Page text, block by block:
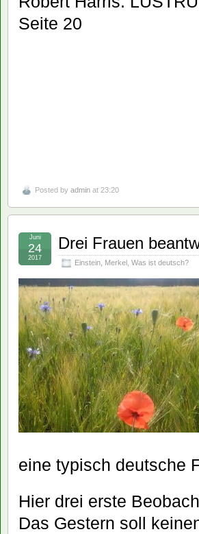
Seite 20
Posted by admin at 23:20
Drei Frauen
Einstein Merkel Was ist deutsch?
Juni
24
2017
eine typisch deutsche
Hier drei erste
Das Gestern soll